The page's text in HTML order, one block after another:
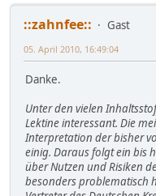
::zahnfee::
Gast
05. April 2010, 16:49:04
Danke.
Unter den vielen
Lektine interessant. Die
Interpretation der bisher
einig. Daraus folgt ein bis
über Nutzen und Risiken
besonders problematisch